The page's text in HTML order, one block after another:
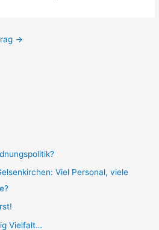
→
Viel Personal, viele
Vielfalt…